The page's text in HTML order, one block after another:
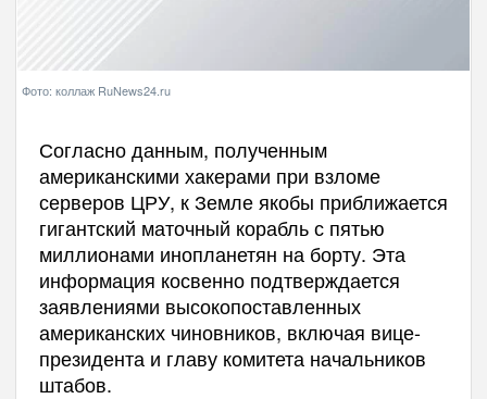
Фото: коллаж RuNews24.ru
Согласно данным, полученным
американскими хакерами при взломе
серверов ЦРУ, к Земле якобы приближается
гигантский маточный корабль с пятью
миллионами инопланетян на борту. Эта
информация косвенно подтверждается
заявлениями высокопоставленных
американских чиновников, включая вице-
президента и главу комитета начальников
штабов.